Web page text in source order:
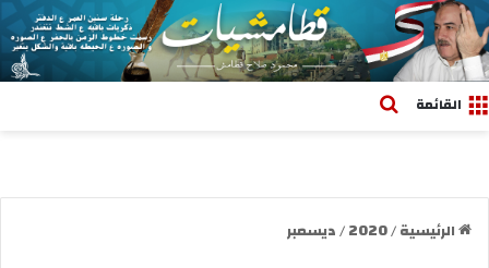
القائمة
الرئيسية/
2020
/ديسمبر